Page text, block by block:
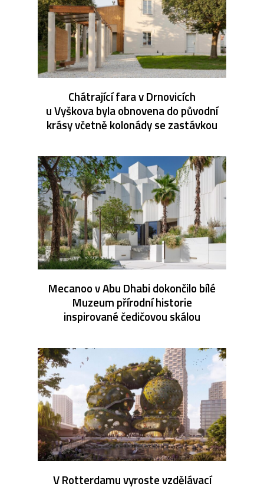
Chátrající fara v Drnovicích
u Vyškova byla obnovena do původní
krásy včetně kolonády se zastávkou
Mecanoo v Abu Dhabi dokončilo bílé
Muzeum přírodní historie
inspirované čedičovou skálou
V Rotterdamu vyroste vzdělávací